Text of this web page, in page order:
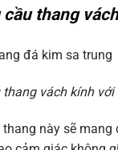
cầu thang
thang vách kính
thang này sẽ